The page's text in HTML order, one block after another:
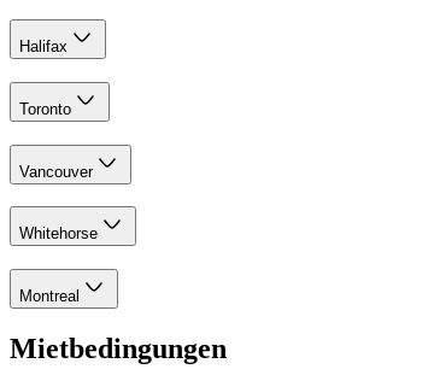
Halifax
Toronto
Vancouver
Whitehorse
Montreal
Mietbedingungen